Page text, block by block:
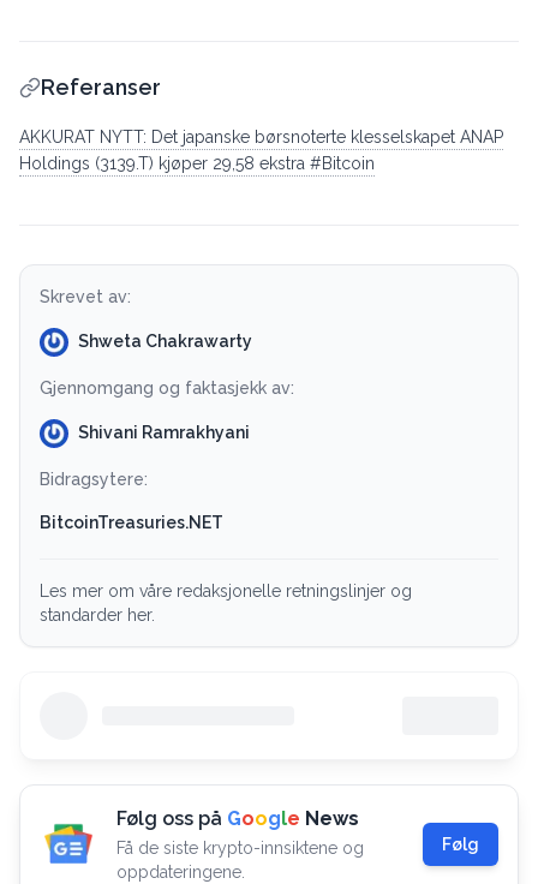
Referanser
AKKURAT NYTT: Det japanske børsnoterte klesselskapet ANAP
Holdings (3139.T) kjøper 29,58 ekstra #Bitcoin
Skrevet av:
Shweta Chakrawarty
Gjennomgang og faktasjekk av:
Shivani Ramrakhyani
Bidragsytere:
BitcoinTreasuries.NET
Les mer om våre redaksjonelle retningslinjer og
standarder her.
Følg oss på Google News
Få de siste krypto-innsiktene og
oppdateringene.
Følg